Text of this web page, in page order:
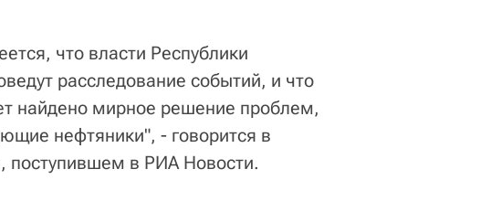
что власти Республики
расследование событий, и что
найдено мирное решение проблем,
нефтяники", - говорится в
поступившем в РИА Новости.